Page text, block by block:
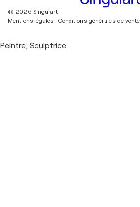
© 2026 Singulart
Mentions légales. Conditions générales de vente
Peintre, Sculptrice